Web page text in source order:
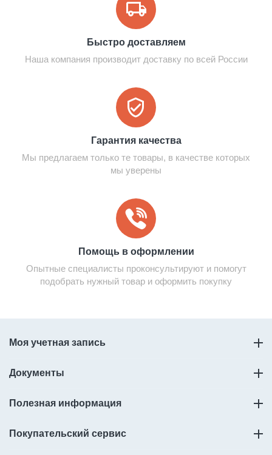
Быстро доставляем
Наша компания производит доставку по всей России
Гарантия качества
Мы предлагаем только те товары, в качестве которых
мы уверены
Помощь в оформлении
Опытные специалисты проконсультируют и помогут
подобрать нужный товар и оформить покупку
Моя учетная запись
Документы
Полезная информация
Покупательский сервис